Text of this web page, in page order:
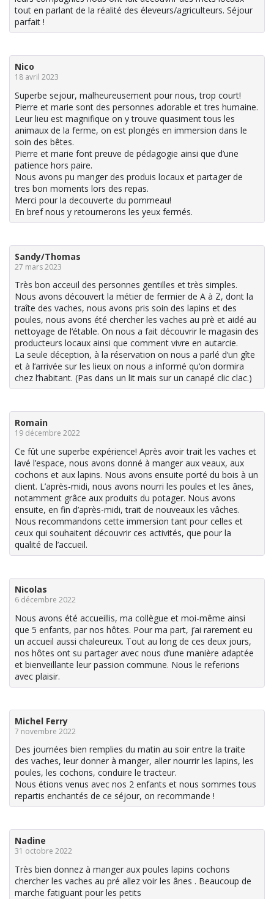
tout en parlant de la réalité des éleveurs/agriculteurs. Séjour
parfait !
Nico
18 avril 2023
Superbe sejour, malheureusement pour nous, trop court!
Pierre et marie sont des personnes adorable et tres humaine.
Leur lieu est magnifique on y trouve quasiment tous les
animaux de la ferme, on est plongés en immersion dans le
soin des bêtes.
Pierre et marie font preuve de pédagogie ainsi que d’une
patience hors paire.
Nous avons pu manger des produis locaux et partager de
tres bon moments lors des repas.
Merci pour la decouverte du pommeau!
En bref nous y retournerons les yeux fermés.
Sandy/Thomas
27 mars 2023
Très bon acceuil des personnes gentilles et très simples.
Nous avons découvert la métier de fermier de A à Z, dont la
traîte des vaches, nous avons pris soin des lapins et des
poules, nous avons été chercher les vaches au prè et aidé au
nettoyage de l‘étable. On nous a fait découvrir le magasin des
producteurs locaux ainsi que comment vivre en autarcie.
La seule déception, à la réservation on nous a parlé d‘un gîte
et à l‘arrivée sur les lieux on nous a informé qu‘on dormira
chez l’habitant. (Pas dans un lit mais sur un canapé clic clac.)
Romain
19 décembre 2022
Ce fût une superbe expérience! Après avoir trait les vaches et
lavé l’espace, nous avons donné à manger aux veaux, aux
cochons et aux lapins. Nous avons ensuite porté du bois à un
client. L’après-midi, nous avons nourri les poules et les ânes,
notamment grâce aux produits du potager. Nous avons
ensuite, en fin d’après-midi, trait de nouveaux les vâches.
Nous recommandons cette immersion tant pour celles et
ceux qui souhaitent découvrir ces activités, que pour la
qualité de l’accueil.
Nicolas
6 décembre 2022
Nous avons été accueillis, ma collègue et moi-même ainsi
que 5 enfants, par nos hôtes. Pour ma part, j’ai rarement eu
un accueil aussi chaleureux. Tout au long de ces deux jours,
nos hôtes ont su partager avec nous d’une manière adaptée
et bienveillante leur passion commune. Nous le referions
avec plaisir.
Michel Ferry
7 novembre 2022
Des journées bien remplies du matin au soir entre la traite
des vaches, leur donner à manger, aller nourrir les lapins, les
poules, les cochons, conduire le tracteur.
Nous étions venus avec nos 2 enfants et nous sommes tous
repartis enchantés de ce séjour, on recommande !
Nadine
31 octobre 2022
Très bien donnez à manger aux poules lapins cochons
chercher les vaches au pré allez voir les ânes . Beaucoup de
marche fatiguant pour les petits